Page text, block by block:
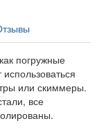
погружные
или скиммеры.
все